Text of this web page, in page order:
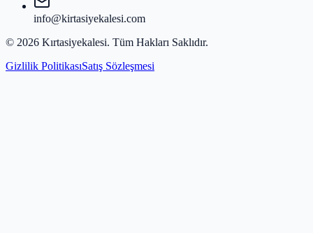
info@kirtasiyekalesi.com
© 2026 Kırtasiyekalesi. Tüm Hakları Saklıdır.
Gizlilik PolitikasıSatış Sözleşmesi